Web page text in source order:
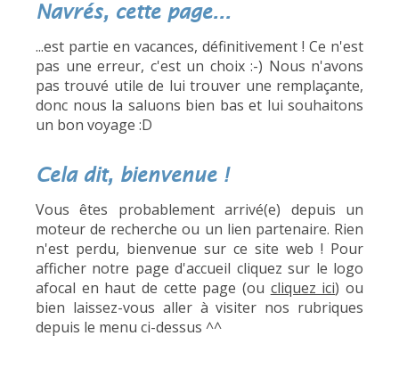
Navrés, cette page...
...est partie en vacances, définitivement ! Ce n'est
pas une erreur, c'est un choix :-) Nous n'avons
pas trouvé utile de lui trouver une remplaçante,
donc nous la saluons bien bas et lui souhaitons
un bon voyage :D
Cela dit, bienvenue !
Vous êtes probablement arrivé(e) depuis un
moteur de recherche ou un lien partenaire. Rien
n'est perdu, bienvenue sur ce site web ! Pour
afficher notre page d'accueil cliquez sur le logo
afocal en haut de cette page (ou cliquez ici) ou
bien laissez-vous aller à visiter nos rubriques
depuis le menu ci-dessus ^^